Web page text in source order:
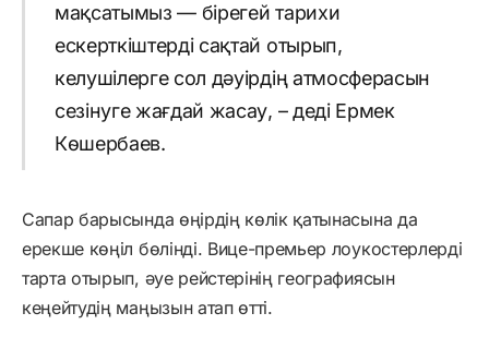
мақсатымыз — бірегей тарихи
ескерткіштерді сақтай отырып,
келушілерге сол дәуірдің атмосферасын
сезінуге жағдай жасау, – деді Ермек
Көшербаев.
Сапар барысында өңірдің көлік қатынасына да
ерекше көңіл бөлінді. Вице-премьер лоукостерлерді
тарта отырып, әуе рейстерінің географиясын
кеңейтудің маңызын атап өтті.